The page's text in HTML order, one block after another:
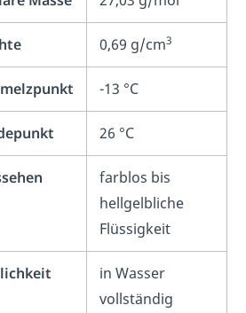
0,69 g/cm3
-13 °C
26 °C
farblos bis
hellgelbliche
Flüssigkeit
in Wasser
vollständig